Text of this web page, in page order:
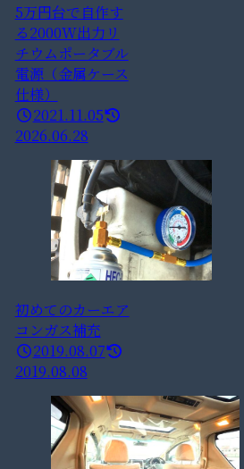
5万円台で自作す
る2000W出力リ
チウムポータブル
電源（金属ケース
仕様）
2021.11.05
2026.06.28
初めてのカーエア
コンガス補充
2019.08.07
2019.08.08